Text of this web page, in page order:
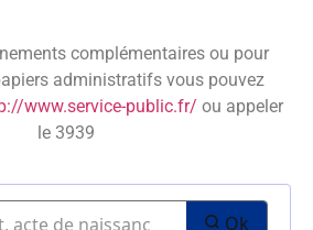
complémentaires ou pour
administratifs vous pouvez
www.service-public.fr/ ou appeler
le 3939
Ok